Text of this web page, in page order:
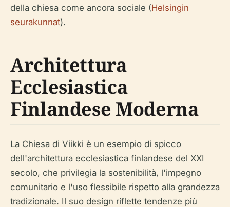
della chiesa come ancora sociale (Helsingin
seurakunnat).
Architettura
Ecclesiastica
Finlandese Moderna
La Chiesa di Viikki è un esempio di spicco
dell'architettura ecclesiastica finlandese del XXI
secolo, che privilegia la sostenibilità, l'impegno
comunitario e l'uso flessibile rispetto alla grandezza
tradizionale. Il suo design riflette tendenze più